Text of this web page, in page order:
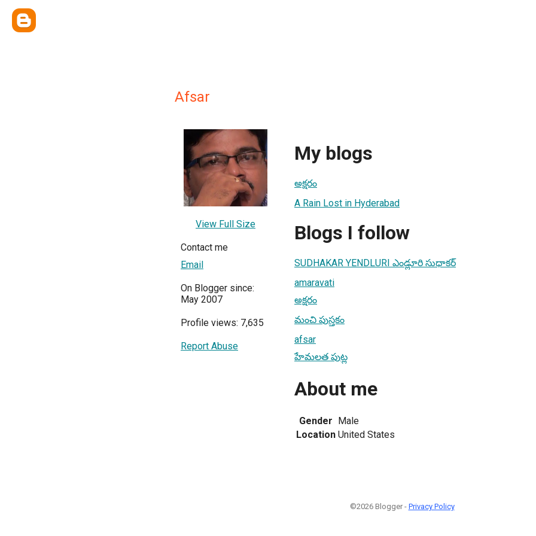
Afsar
View Full Size
Contact me
Email
On Blogger since:
May 2007
Profile views: 7,635
Report Abuse
My blogs
అక్షరం
A Rain Lost in Hyderabad
Blogs I follow
SUDHAKAR YENDLURI ఎండ్లూరి సుధాకర్
amaravati
అక్షరం
మంచి పుస్తకం
afsar
హేమలత పుట్ల
About me
Gender Male
Location United States
©2026 Blogger - Privacy Policy